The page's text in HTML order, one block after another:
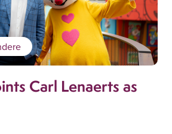
Carl Lenaerts as